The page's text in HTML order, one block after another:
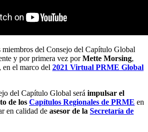
miembros del Consejo del Capítulo Global
y por primera vez porMette Morsing,
el marco del 2021 Virtual PRME Global
del Capítulo Global será impulsar el
de los Capítulos Regionales de PRME en
en calidad de asesor de la Secretaría de